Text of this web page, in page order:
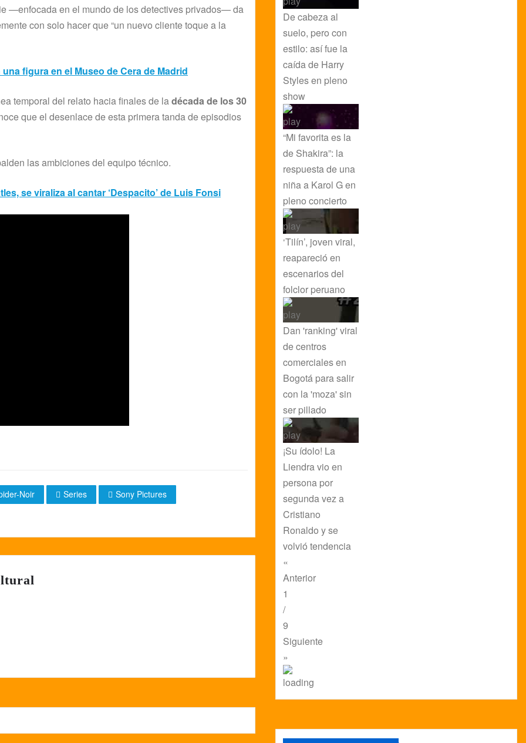
—enfocada en el mundo de los detectives privados— da
con solo hacer que “un nuevo cliente toque a la
figura en el Museo de Cera de Madrid
temporal del relato hacia finales de ladécada de los 30
que el desenlace de esta primera tanda de episodios
las ambiciones del equipo técnico.
se viraliza al cantar ‘Despacito’ de Luis Fonsi
Noir Series
Sony Pictures
De cabeza al
suelo, pero con
estilo: así fue la
caída de Harry
Styles en pleno
show
“Mi favorita es la
de Shakira”: la
respuesta de una
niña a Karol G en
pleno concierto
‘Tilín’, joven viral,
reapareció en
escenarios del
folclor peruano
Dan 'ranking' viral
de centros
comerciales en
Bogotá para salir
con la 'moza' sin
ser pillado
¡Su ídolo! La
Liendra vio en
persona por
segunda vez a
Cristiano
Ronaldo y se
volvió tendencia
«
Anterior
1
/
9
Siguiente
»